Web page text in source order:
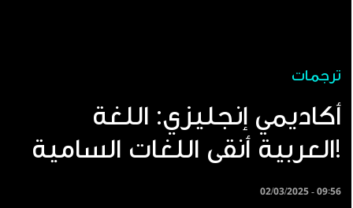
ترجمات
أكاديمي إنجليزي: اللغة
العربية أنقى اللغات السامية!
02/03/2025 - 09:56